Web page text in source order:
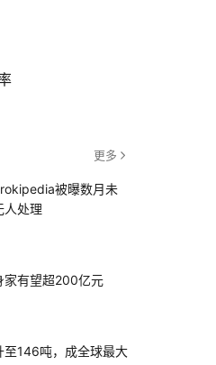
更多
被曝数月未
人处理
家有望超200亿元
146吨，成全球最大